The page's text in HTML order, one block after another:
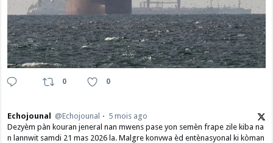
0 0
Echojounal @Echojounal
5 mois ago
Dezyèm pàn kouran jeneral nan mwens pase yon semèn frape zile kiba na
n lannwit samdi 21 mas 2026 la. Malgre konvwa èd entènasyonal ki kòman